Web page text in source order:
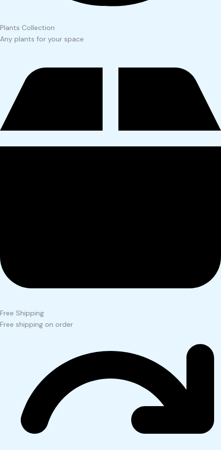
Plants Collection
Any plants for your space
Free Shipping
Free shipping on order